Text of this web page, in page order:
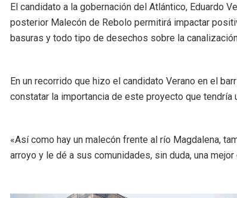
El candidato a la gobernación del Atlántico, Eduardo
posterior Malecón de Rebolo permitirá impactar
basuras y todo tipo de desechos sobre la
En un recorrido que hizo el candidato Verano en el
constatar la importancia de este proyecto que tendría
«Así como hay un malecón frente al río Magdalena,
arroyo y le dé a sus comunidades, sin duda, una